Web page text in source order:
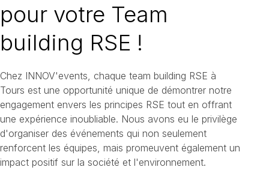
pour votre Team
building RSE !
Chez INNOV'events, chaque team building RSE à
Tours est une opportunité unique de démontrer notre
engagement envers les principes RSE tout en offrant
une expérience inoubliable. Nous avons eu le privilège
d'organiser des événements qui non seulement
renforcent les équipes, mais promeuvent également un
impact positif sur la société et l'environnement.